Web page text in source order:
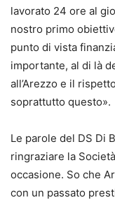
lavorato 24 ore al
nostro primo
punto di vista
importante, al di là
all’Arezzo e il
soprattutto questo».
Le parole del DS Di
ringraziare la
occasione. So che
con un passato